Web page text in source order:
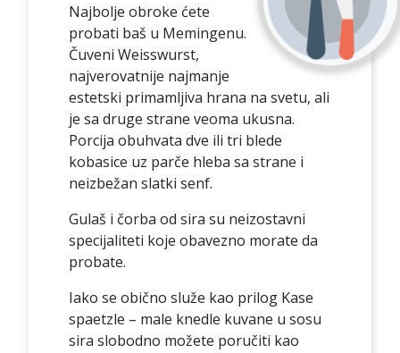
Najbolje obroke ćete
probati baš u Memingenu.
Čuveni Weisswurst,
najverovatnije najmanje
estetski primamljiva hrana na svetu, ali
je sa druge strane veoma ukusna.
Porcija obuhvata dve ili tri blede
kobasice uz parče hleba sa strane i
neizbežan slatki senf.
Gulaš i čorba od sira su neizostavni
specijaliteti koje obavezno morate da
probate.
Iako se obično služe kao prilog Kase
spaetzle – male knedle kuvane u sosu
sira slobodno možete poručiti kao